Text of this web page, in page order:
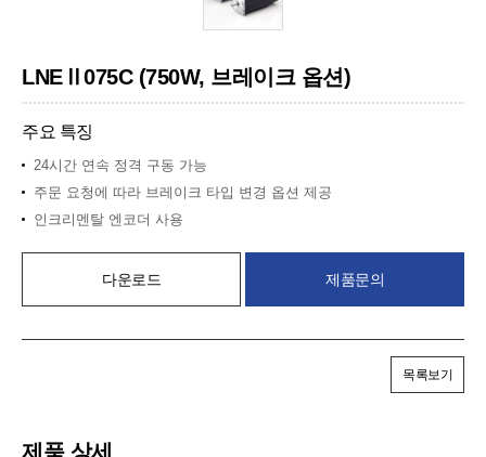
LNEⅡ075C (750W, 브레이크 옵션)
주요 특징
24시간 연속 정격 구동 가능
주문 요청에 따라 브레이크 타입 변경 옵션 제공
인크리멘탈 엔코더 사용
다운로드 제품문의
목록보기
제품 상세